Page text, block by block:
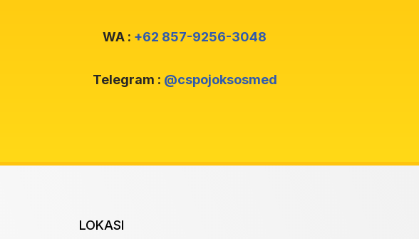
WA : +62 857-9256-3048
Telegram : @cspojoksosmed
LOKASI